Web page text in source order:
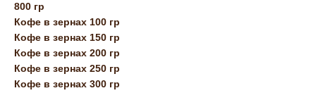
800 гр
Кофе в зернах 100 гр
Кофе в зернах 150 гр
Кофе в зернах 200 гр
Кофе в зернах 250 гр
Кофе в зернах 300 гр